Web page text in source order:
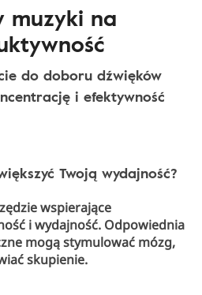
muzyki na
do doboru dźwięków
i efektywność
Twoją wydajność?
wspierające
i wydajność. Odpowiednia
mogą stymulować mózg,
skupienie.